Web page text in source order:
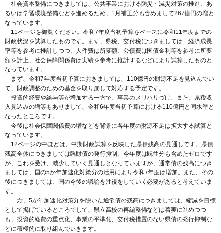
社会資本整備につきましては、公共事業における防災・減災対策の推進、あ
るいは学習環境整備などを進めるため、1月補正分も含めまして267億円の増と
なっています。
11ページを御覧ください。令和7年度当初予算をベースに令和11年度までの
財政状況を試算したものです。まず、県税、交付税につきましては、経済成長
率等を参考に推計しつつ、人件費は所要額、公債費は国債金利等を参考に所要
額を計上、社会保障関係費は実績を参考に推計するなどにより試算したものと
なっています。
まず、令和7年度当初予算におきましては、110億円の財源不足を見込んでい
て、財政調整のための基金を取り崩して対応する予定です。
投資的経費や給与等が増加する一方で、事業のメリハリづけ、また、県税収
入見込みの増等もありまして、令和6年度当初予算における110億円と同水準と
なったところです。
今後は社会保障関係費の増などを背景に各年度の財源不足は拡大する試算と
なっています。
12ページの中ほどは、中期財政試算を反映した県債残高の見通しです。県債
残高全体につきましては臨財債の発行抑制、今年度は既往分も含めたゼロです
が、これを受け、減少していく見通しとなっていますが、通常債の残高につき
ましては、国の5か年加速化対策分の活用により令和7年度は増加。また、その
後につきましては、国の今後の議論を注視をしていく必要があると考えていま
す。
一方、5か年加速化対策分を除いた通常債の残高につきましては、縮減を目標
として掲げているところでして、県立高校の再編整備などは着実に進めつつ
も、投資的経費の重点化、事業の平準化、交付税措置のない県債の発行抑制な
どに積極的に取り組んでいきます。